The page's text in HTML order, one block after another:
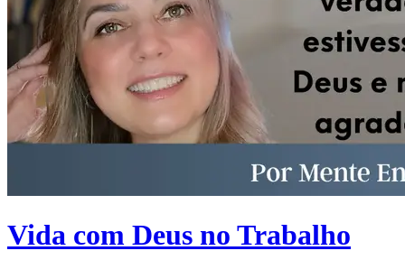
Vida com Deus no Trabalho